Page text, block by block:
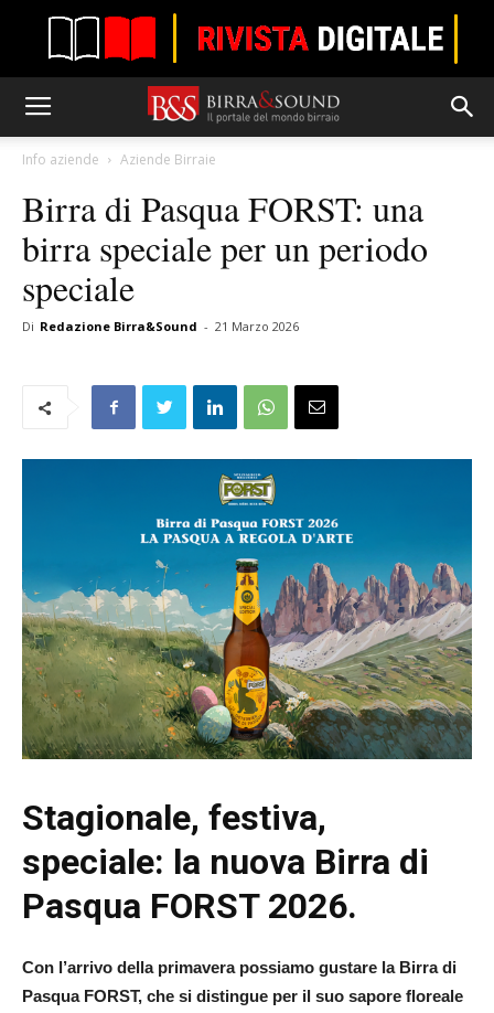
Info aziende Aziende Birraie
Birra di Pasqua FORST: una
birra speciale per un periodo
speciale
Di Redazione Birra&Sound - 21 Marzo 2026
Stagionale, festiva,
speciale: la nuova Birra di
Pasqua FORST 2026.
Con l’arrivo della primavera possiamo gustare la Birra di
Pasqua FORST, che si distingue per il suo sapore floreale